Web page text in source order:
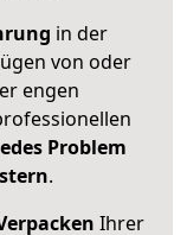
in der
von oder
engen
Problem
.
Ihrer